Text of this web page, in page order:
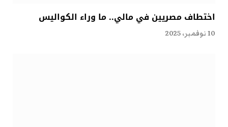
اختطاف مصريين في مالي.. ما وراء الكواليس
10 نوفمبر، 2025